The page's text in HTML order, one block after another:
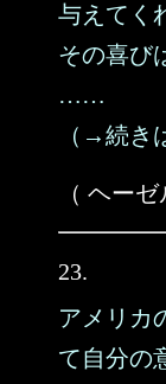
与えてく
その喜び
……
（→続き
（ ヘー
23.
アメリカ
て自分の